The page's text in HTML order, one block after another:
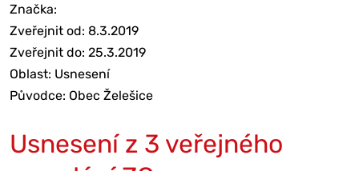
Značka:
Zveřejnit od: 8.3.2019
Zveřejnit do: 25.3.2019
Oblast: Usnesení
Původce: Obec Želešice
Usnesení z 3 veřejného